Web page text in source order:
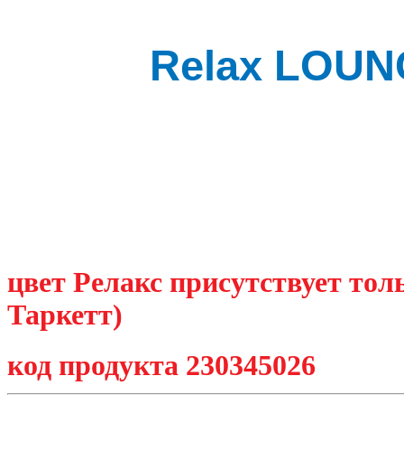
Relax
цвет Релакс присутствует
Таркетт)
код продукта 230345026